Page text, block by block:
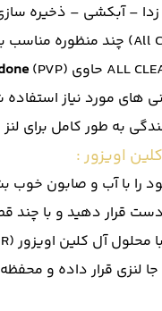
– آبکشی – ذخیره
(PVP است که لغزندگی کاملی را برای لنزهای تماسی ایجاد می کند.
های مورد نیاز
اویزور :
را با آب و صابون خوب
قرار دهید و با چند
قرار داده و محفظه